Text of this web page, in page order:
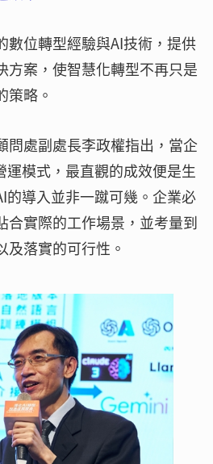
數位轉型經驗與AI技術，提供
方案，使智慧化轉型不再只是
策略。
問處副處長李政權指出，當企
運模式，最直觀的成效便是生
的導入並非一蹴可幾。企業必
合實際的工作場景，並考量到
及落實的可行性。